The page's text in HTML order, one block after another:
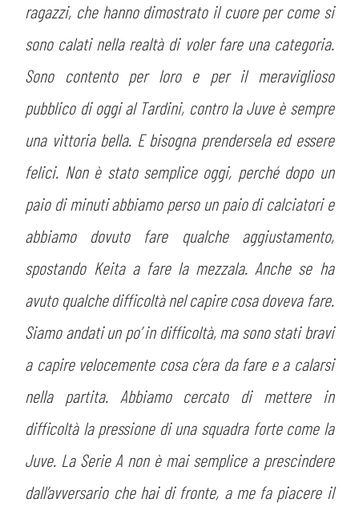
INFORMATIVA FINANZIARIA
PARTNER
ragazzi, che hanno dimostrato il cuore per come si
sono calati nella realtà di voler fare una categoria.
Sono contento per loro e per il meraviglioso
pubblico di oggi al Tardini, contro la Juve è sempre
una vittoria bella. E bisogna prendersela ed essere
felici. Non è stato semplice oggi, perché dopo un
paio di minuti abbiamo perso un paio di calciatori e
abbiamo dovuto fare qualche aggiustamento,
spostando Keita a fare la mezzala. Anche se ha
avuto qualche difficoltà nel capire cosa doveva fare.
Siamo andati un po’ in difficoltà, ma sono stati bravi
a capire velocemente cosa c’era da fare e a calarsi
nella partita. Abbiamo cercato di mettere in
difficoltà la pressione di una squadra forte come la
Juve. La Serie A non è mai semplice a prescindere
dall’avversario che hai di fronte, a me fa piacere il